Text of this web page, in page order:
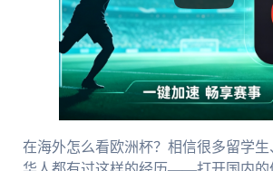
在海外怎么看欧洲杯？相信很多留学生